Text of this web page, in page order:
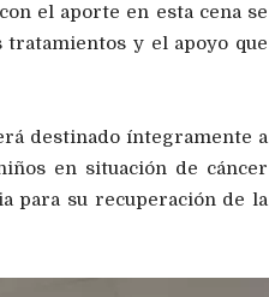
el aporte en esta cena se
y el apoyo que
destinado íntegramente a
en situación de cáncer
para su recuperación de la